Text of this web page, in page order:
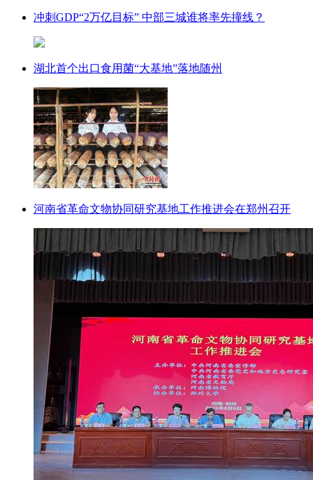
冲刺GDP“2万亿目标” 中部三城谁将率先撞线？
湖北首个出口食用菌“大基地”落地随州
河南省革命文物协同研究基地工作推进会在郑州召开